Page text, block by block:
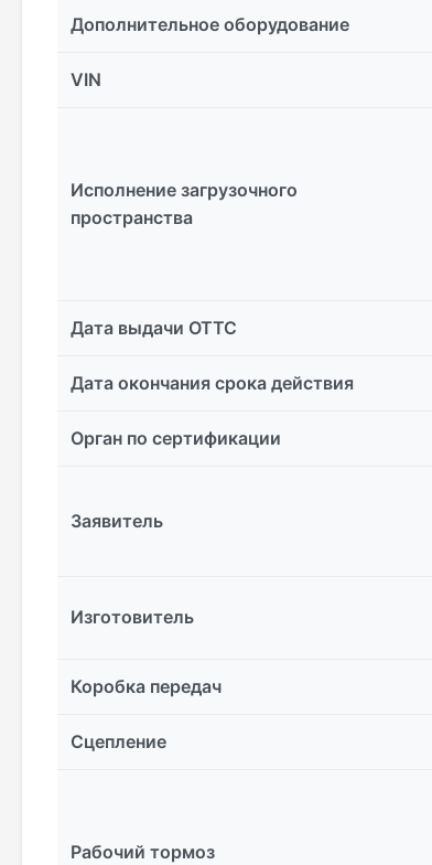
Дополнительное оборудование
VIN
Исполнение загрузочного
пространства
Дата выдачи ОТТС
Дата окончания срока действия
Орган по сертификации
Заявитель
Изготовитель
Коробка передач
Сцепление
Рабочий тормоз